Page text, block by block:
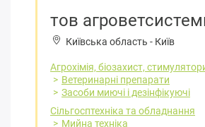
тов
Київська область - Київ
Агрохімія, біозахист,
Ветеринарні препарати
Засоби миючі і дезінфікуючі
Сільгосптехніка та обладнання
Мийна техніка